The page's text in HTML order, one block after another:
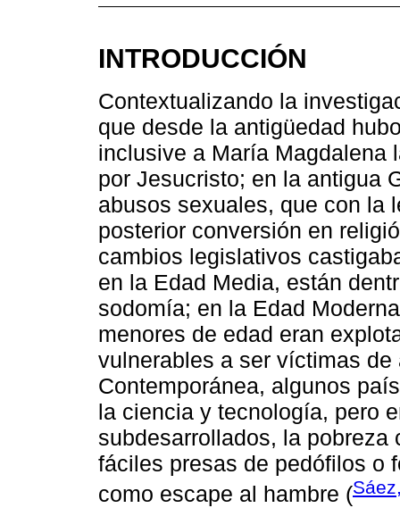
INTRODUCCIÓN
Contextualizando la
que desde la antigüedad
inclusive a María Magdalena
por Jesucristo; en la antigua
abusos sexuales, que con la
posterior conversión en
cambios legislativos
en la Edad Media, están
sodomía; en la Edad
menores de edad eran
vulnerables a ser víctimas
Contemporánea, algunos
la ciencia y tecnología, pero
subdesarrollados, la
fáciles presas de pedófilos o
como escape al hambre (